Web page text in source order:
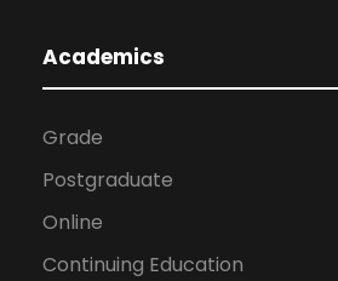
Academics
Grade
Postgraduate
Online
Continuing Education